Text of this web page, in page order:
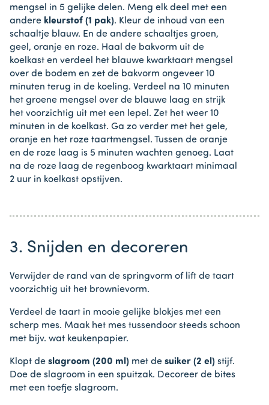
mengsel in 5 gelijke delen. Meng elk deel met een
andere kleurstof (1 pak). Kleur de inhoud van een
schaaltje blauw. En de andere schaaltjes groen,
geel, oranje en roze. Haal de bakvorm uit de
koelkast en verdeel het blauwe kwarktaart mengsel
over de bodem en zet de bakvorm ongeveer 10
minuten terug in de koeling. Verdeel na 10 minuten
het groene mengsel over de blauwe laag en strijk
het voorzichtig uit met een lepel. Zet het weer 10
minuten in de koelkast. Ga zo verder met het gele,
oranje en het roze taartmengsel. Tussen de oranje
en de roze laag is 5 minuten wachten genoeg. Laat
na de roze laag de regenboog kwarktaart minimaal
2 uur in koelkast opstijven.
3. Snijden en decoreren
Verwijder de rand van de springvorm of lift de taart
voorzichtig uit het brownievorm.
Verdeel de taart in mooie gelijke blokjes met een
scherp mes. Maak het mes tussendoor steeds schoon
met bijv. wat keukenpapier.
Klopt de slagroom (200 ml) met de suiker (2 el) stijf.
Doe de slagroom in een spuitzak. Decoreer de bites
met een toefje slagroom.